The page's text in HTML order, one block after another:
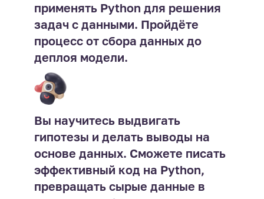
применять Python для решения
задач с данными. Пройдёте
процесс от сбора данных до
деплоя модели.
Вы научитесь выдвигать
гипотезы и делать выводы на
основе данных. Сможете писать
эффективный код на Python,
превращать сырые данные в